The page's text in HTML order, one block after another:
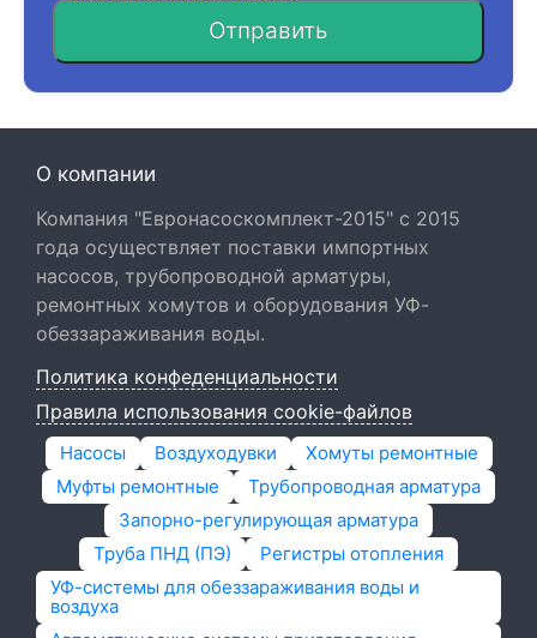
Отправить
О компании
Компания "Евронасоскомплект-2015" с 2015
года осуществляет поставки импортных
насосов, трубопроводной арматуры,
ремонтных хомутов и оборудования УФ-
обеззараживания воды.
Политика конфеденциальности
Правила использования cookie-файлов
Насосы Воздуходувки
Хомуты ремонтные
Муфты ремонтные
Трубопроводная арматура
Запорно-регулирующая арматура
Труба ПНД (ПЭ)
Регистры отопления
УФ-системы для обеззараживания воды и
воздуха